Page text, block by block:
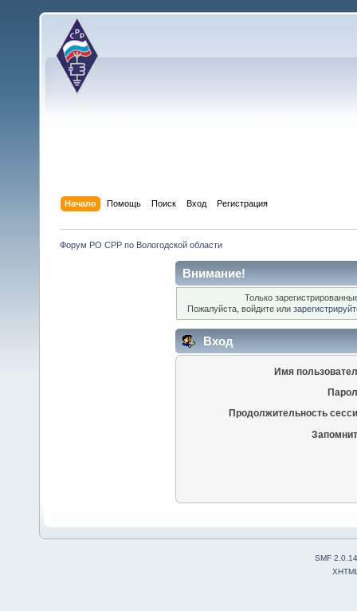
Начало Помощь Поиск Вход Регистрация
Форум РО СРР по Вологодской области
Внимание!
Только
Пожалуйста, войдите или
Вход
Имя
Продолжительность
SMF 2.0.14